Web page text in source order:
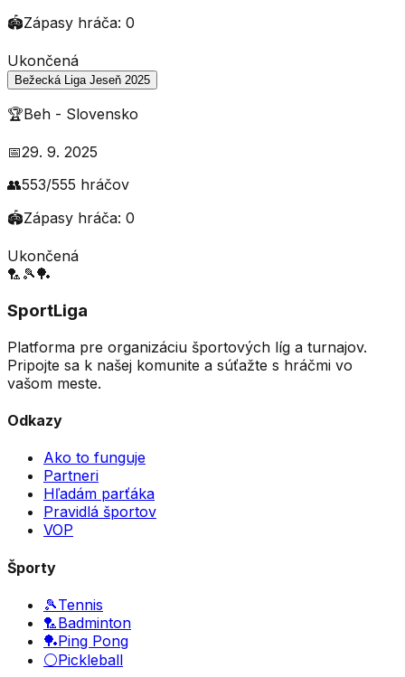
🏟️Zápasy hráča: 0
Ukončená
Bežecká Liga Jeseň 2025
🏆Beh - Slovensko
📅29. 9. 2025
👥553/555 hráčov
🏟️Zápasy hráča: 0
Ukončená
🏸 🎾🏓
SportLiga
Platforma pre organizáciu športových líg a turnajov.
Pripojte sa k našej komunite a súťažte s hráčmi vo
vašom meste.
Odkazy
Ako to funguje
Partneri
Hľadám parťáka
Pravidlá športov
VOP
Športy
🎾Tennis
🏸Badminton
🏓Ping Pong
⚪Pickleball